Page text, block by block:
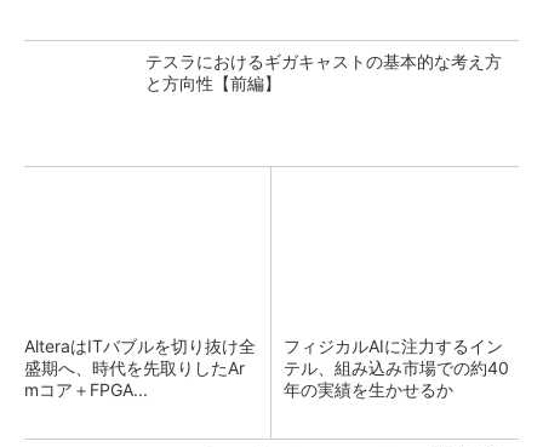
テスラにおけるギガキャストの基本的な考え方
と方向性【前編】
AlteraはITバブルを切り抜け全
盛期へ、時代を先取りしたAr
mコア＋FPGA...
フィジカルAIに注力するイン
テル、組み込み市場での約40
年の実績を生かせるか